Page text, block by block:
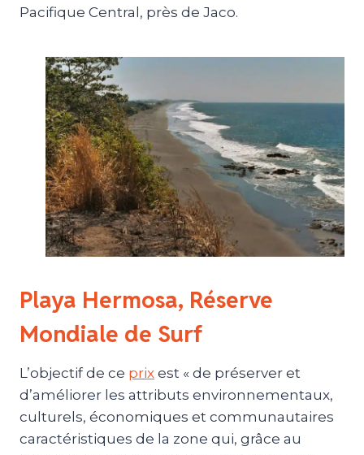
Pacifique Central, près de Jaco.
Playa Hermosa, Réserve
Mondiale de Surf
L’objectif de ce prix est « de préserver et
d’améliorer les attributs environnementaux,
culturels, économiques et communautaires
caractéristiques de la zone qui, grâce au